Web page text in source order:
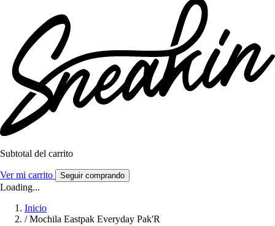
Subtotal del carrito
Ver mi carrito Seguir comprando
Loading...
Inicio
/ Mochila Eastpak Everyday Pak'R